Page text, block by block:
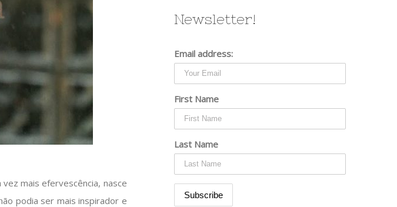
mais efervescência, nasce
podia ser mais inspirador e
Newsletter!
Email address:
First Name
Last Name